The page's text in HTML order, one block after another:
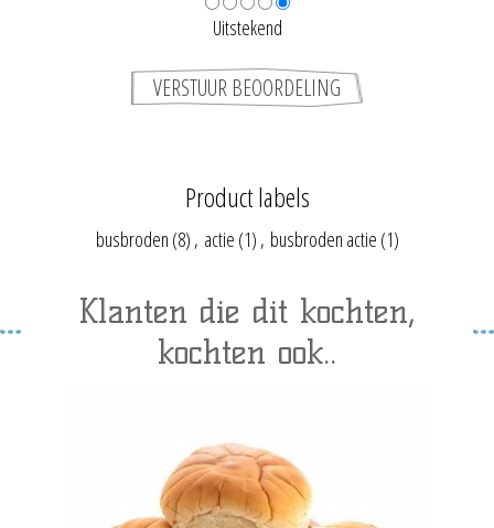
Uitstekend
Product labels
busbroden (8) , actie (1) , busbroden actie (1)
Klanten die dit kochten,
kochten ook..